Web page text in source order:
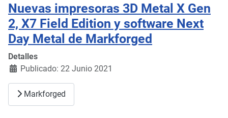
Nuevas impresoras 3D Metal X Gen
2, X7 Field Edition y software Next
Day Metal de Markforged
Detalles
Publicado: 22 Junio 2021
Markforged